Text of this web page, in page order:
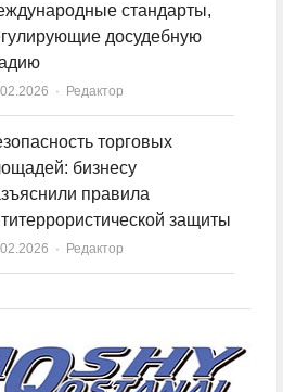
стандарты,
досудебную
Author
Редактор
торговых
бизнесу
правила
защиты
Author
Редактор